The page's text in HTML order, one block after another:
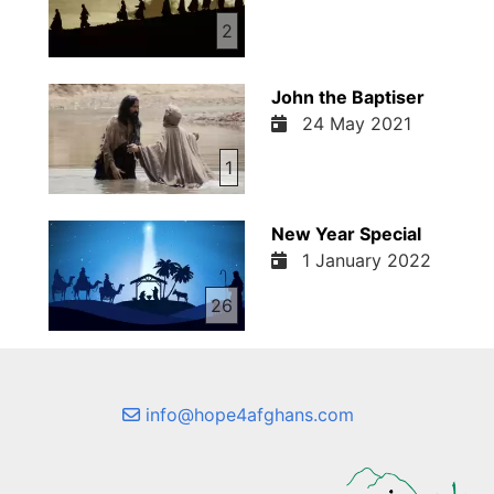
2
1
John the Baptiser
24 May 2021
26
New Year Special
1 January 2022
info@hope4afghans.com